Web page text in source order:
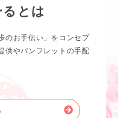
とは
のお手伝い」をコンセプ
供やパンフレットの手配